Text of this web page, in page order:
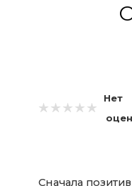
Нет
Сначала